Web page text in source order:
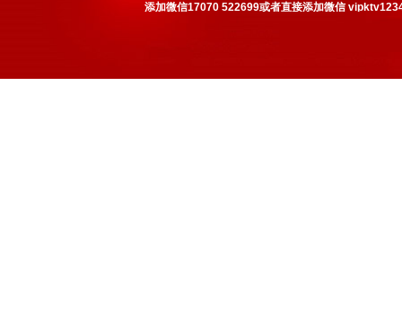
添加微信17070 522699或者直接添加微信